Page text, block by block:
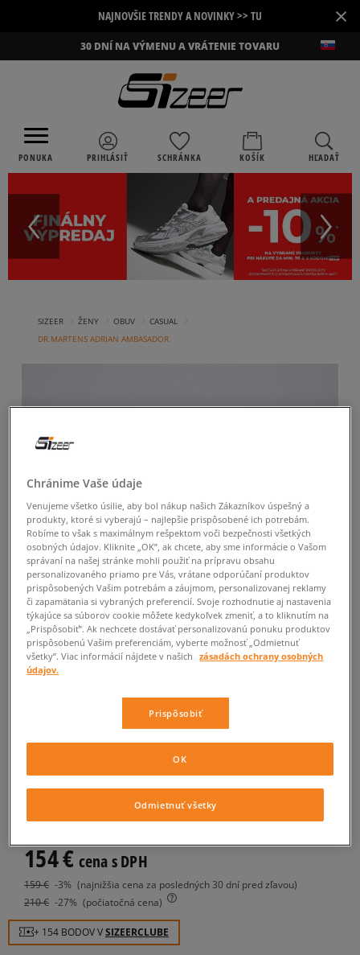
NAJNOVŠIE TRENDY A NOVINKY >> TU ×
30 DNÍ NA VÝMENU A VRÁTENIE TOVARU
PONUKA PRIHLÁSIŤ SCHRÁNKA KOŠÍK HĽADAŤ
SIZEER ŽENY OBUV CASUAL
DR.MARTENS ADRIAN AMBASADOR
DR.MARTENS ADRIAN
dámske, casual
210€ -27% (počiatočná cena)
159€ -3% (najnižšia cena za posledných 30 dní pred zľavou)
154€ cena s DPH
+ 154 BODOV VSIZEERCLUBE
Chránime Vaše údaje
Venujeme všetko úsilie, aby bol nákup našich Zákazníkov úspešný a
produkty, ktoré si vyberajú – najlepšie prispôsobené ich potrebám.
Robíme to však s maximálnym rešpektom voči bezpečnosti všetkých
osobných údajov. Kliknite „OK”, ak chcete, aby sme informácie o Vašom
správaní na našej stránke mohli použiť na prípravu obsahu
personalizovaného priamo pre Vás, vrátane odporúčaní produktov
prispôsobených Vašim potrebám a záujmom, personalizovanej reklamy
či zapamätania si vybraných preferencií. Svoje rozhodnutie aj nastavenia
týkajúce sa súborov cookie môžete kedykoľvek zmeniť, a to kliknutím na
„Prispôsobiť”. Ak nechcete dostávať personalizovanú ponuku produktov
prispôsobenú Vašim preferenciám, vyberte možnosť „Odmietnuť
všetky”. Viac informácií nájdete v našich
zásadách ochrany osobných
údajov.
Prispôsobiť
Odmietnuť všetky
OK